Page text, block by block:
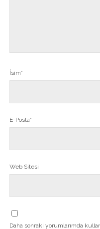
İsim*
E-Posta*
Web Sitesi
Daha sonraki yorumlarımda